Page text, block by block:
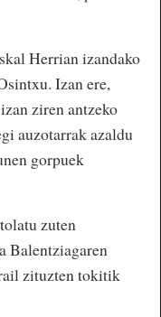
Herrian izandako
Izan ere,
ziren antzeko
auzotarrak azaldu
gorpuek
zuten
Balentziagaren
zituzten tokitik